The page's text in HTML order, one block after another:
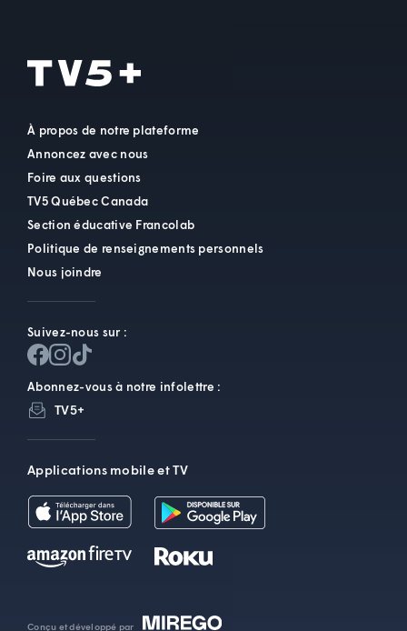
À propos de notre plateforme
Annoncez avec nous
Foire aux questions
TV5 Québec Canada
Section éducative Francolab
Politique de renseignements personnels
Nous joindre
Suivez-nous sur :
Abonnez-vous à notre infolettre :
TV5+
Applications mobile et TV
Conçu et développé par